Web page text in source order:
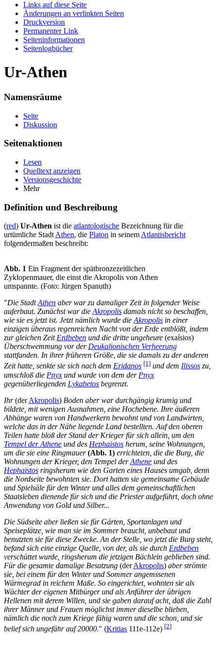
Links auf diese Seite
Änderungen an verlinkten Seiten
Druckversion
Permanenter Link
Seiten­informationen
Seitenlogbücher
Ur-Athen
Namensräume
Seite
Diskussion
Seitenaktionen
Lesen
Quelltext anzeigen
Versionsgeschichte
Mehr
Definition und Beschreibung
(red) Ur-Athen ist die atlantologische Bezeichnung für die
urtümliche StadtAthen, die Platon in seinemAtlantisbericht
folgendermaßen beschreibt:
Abb. 1 Ein Fragment der spätbronzezeitlichen
Zyklopenmauer, die einst die Akropolis von Athen
umspannte. (Foto: Jürgen Spanuth)
"Die StadtAthen aber war zu damaliger Zeit in folgender Weise
auferbaut. Zunächst war dieAkropolis damals nicht so beschaffen,
wie sie es jetzt ist. Jetzt nämlich wurde dieAkropolis in einer
einzigen überaus regenreichen Nacht von der Erde entblößt, indem
zur gleichen ZeitErdbeben und die dritte ungeheure (exaísios)
Überschwemmung vor derDeukalionischen Verheerung
stattfanden. In ihrer früheren Größe, die sie damals zu der anderen
Zeit hatte, senkte sie sich nach dem Eridanos [1] und dem Ilissos zu,
umschloß die Pnyx und wurde von dem der Pnyx
gegenüberliegenden Lykabetos begrenzt.
Ihr(derAkropolis) Boden aber war durchgängig krumig und
bildete, mit wenigen Ausnahmen, eine Hochebene. Ihre äußeren
Abhänge waren von Handwerkern bewohnt und von Landwirten,
welche das in der Nähe liegende Land bestellten. Auf den oberen
Teilen hatte bloß der Stand der Krieger für sich allein, um den
Tempel der Athene und des Hephaistos herum, seine Wohnungen,
um die sie eine Ringmauer (Abb. 1) errichteten, die die Burg, die
Wohnungen der Krieger, den Tempel derAthene und des
Hephaistos ringsherum wie den Garten eines Hauses umgab, denn
die Nordseite bewohnten sie. Dort hatten sie gemeinsame Gebäude
und Spielsäle für den Winter und alles dem gemeinschaftlichen
Staatsleben dienende für sich und die Priester aufgeführt, doch ohne
Anwendung von Gold und Silber...
Die Südseite aber ließen sie für Gärten, Sportanlagen und
Speiseplätze, wie man sie im Sommer braucht, unbebaut und
benutzten sie für diese Zwecke. An der Stelle, wo jetzt die Burg steht,
befand sich eine einzige Quelle, von der, als sie durch Erdbeben
verschüttet wurde, ringsherum die jetzigen Bächlein geblieben sind.
Für die gesamte damalige Besatzung (derAkropolis) aber strömte
sie, bei einem für den Winter und Sommer angemssenen
Wärmegrad in reichem Maße. So eingerichtet, wohnten sie als
Wächter der eigenen Mitbürger und als Anführer der übrigen
Hellenen mit derem Willen, und sie gaben darauf acht, daß die Zahl
ihrer Männer und Frauen möglichst immer dieselbe blieben,
nämlich die noch zum Kriege fähig waren und die schon, und sie
belief sich ungefähr auf 20000." (Kritias 111e-112e) [2]